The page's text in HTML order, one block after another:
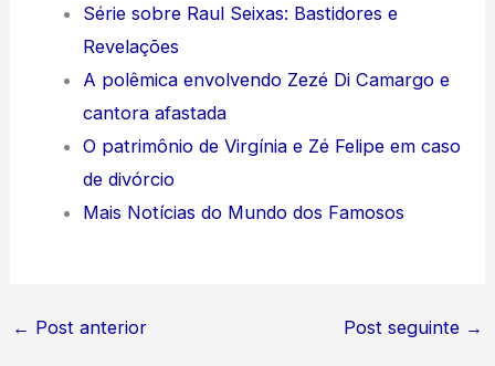
Série sobre Raul Seixas: Bastidores e
Revelações
A polêmica envolvendo Zezé Di Camargo e
cantora afastada
O patrimônio de Virgínia e Zé Felipe em caso
de divórcio
Mais Notícias do Mundo dos Famosos
← Post anterior Post seguinte →